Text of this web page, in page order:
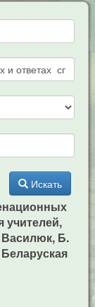
Искать
учителей,
Василюк, Б.